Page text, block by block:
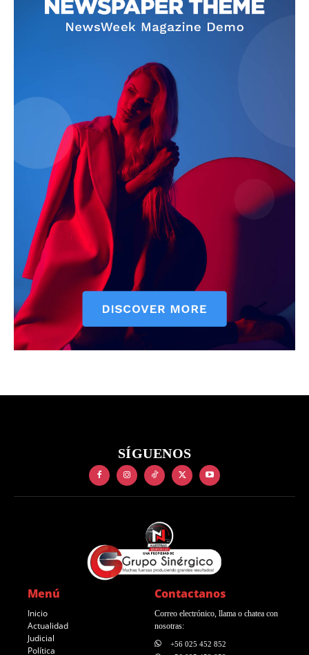
SÍGUENOS
Menú
Inicio
Actualidad
Judicial
Política
Contactanos
Correo electrónico, llama o chatea con
nosotras:
+56 025 452 852